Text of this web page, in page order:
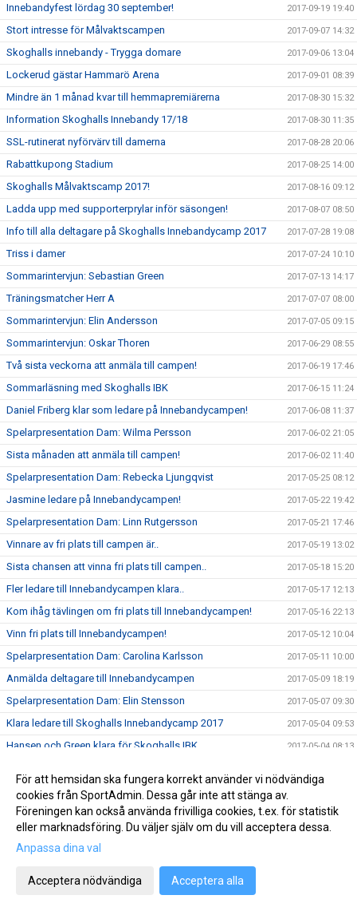
Innebandyfest lördag 30 september! 2017-09-19 19:40
Stort intresse för Målvaktscampen 2017-09-07 14:32
Skoghalls innebandy - Trygga domare 2017-09-06 13:04
Lockerud gästar Hammarö Arena 2017-09-01 08:39
Mindre än 1 månad kvar till hemmapremiärerna 2017-08-30 15:32
Information Skoghalls Innebandy 17/18 2017-08-30 11:35
SSL-rutinerat nyförvärv till damerna 2017-08-28 20:06
Rabattkupong Stadium 2017-08-25 14:00
Skoghalls Målvaktscamp 2017! 2017-08-16 09:12
Ladda upp med supporterprylar inför säsongen! 2017-08-07 08:50
Info till alla deltagare på Skoghalls Innebandycamp 2017 2017-07-28 19:08
Triss i damer 2017-07-24 10:10
Sommarintervjun: Sebastian Green 2017-07-13 14:17
Träningsmatcher Herr A 2017-07-07 08:00
Sommarintervjun: Elin Andersson 2017-07-05 09:15
Sommarintervjun: Oskar Thoren 2017-06-29 08:55
Två sista veckorna att anmäla till campen! 2017-06-19 17:46
Sommarläsning med Skoghalls IBK 2017-06-15 11:24
Daniel Friberg klar som ledare på Innebandycampen! 2017-06-08 11:37
Spelarpresentation Dam: Wilma Persson 2017-06-02 21:05
Sista månaden att anmäla till campen! 2017-06-02 11:40
Spelarpresentation Dam: Rebecka Ljungqvist 2017-05-25 08:12
Jasmine ledare på Innebandycampen! 2017-05-22 19:42
Spelarpresentation Dam: Linn Rutgersson 2017-05-21 17:46
Vinnare av fri plats till campen är.. 2017-05-19 13:02
Sista chansen att vinna fri plats till campen.. 2017-05-18 15:20
Fler ledare till Innebandycampen klara.. 2017-05-17 12:13
Kom ihåg tävlingen om fri plats till Innebandycampen! 2017-05-16 22:13
Vinn fri plats till Innebandycampen! 2017-05-12 10:04
Spelarpresentation Dam: Carolina Karlsson 2017-05-11 10:00
Anmälda deltagare till Innebandycampen 2017-05-09 18:19
Spelarpresentation Dam: Elin Stensson 2017-05-07 09:30
Klara ledare till Skoghalls Innebandycamp 2017 2017-05-04 09:53
Hansen och Green klara för Skoghalls IBK 2017-05-04 08:13
Jasmine uttagen till regionsträff
Lagbygget Allsvenskan Herrar 17/18 2017-04-26 08:34
Spelarpresentation Dam: Josefin Begwall
Välkomna Fanny och Elin
Välkomna till Skoghalls Innebandycamp 2017!
För att hemsidan ska fungera korrekt använder vi nödvändiga
cookies från SportAdmin. Dessa går inte att stänga av.
Föreningen kan också använda frivilliga cookies, t.ex. för statistik
eller marknadsföring. Du väljer själv om du vill acceptera dessa.
Anpassa dina val
Acceptera nödvändiga Acceptera alla